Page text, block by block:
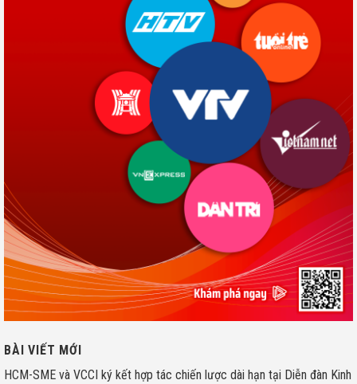
BÀI VIẾT MỚI
HCM-SME và VCCI ký kết hợp tác chiến lược dài hạn tại Diễn đàn Kinh